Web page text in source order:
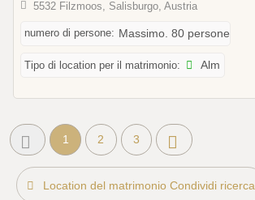
5532 Filzmoos, Salisburgo, Austria
numero di persone: Massimo. 80 persone
Tipo di location per il matrimonio: Alm
1 2 3
Location del matrimonio Condividi ricerca